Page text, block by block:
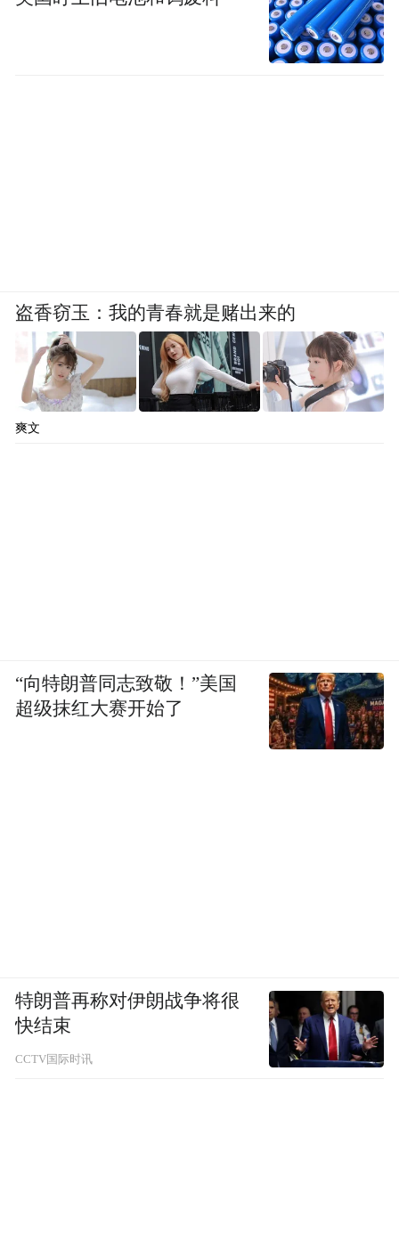
盗香窃玉：我的青春就是赌出来的
爽文
“向特朗普同志致敬！”美国
超级抹红大赛开始了
特朗普再称对伊朗战争将很
快结束
CCTV国际时讯